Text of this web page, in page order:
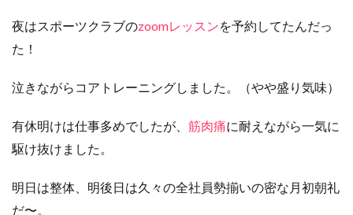
夜はスポーツクラブのzoomレッスンを予約してたんだっ
た！
泣きながらコアトレーニングしました。（やや盛り気味）
有休明けは仕事多めでしたが、 筋肉痛に耐えながら一気に
駆け抜けました。
明日は整体、明後日は久々の全社員勢揃いの密な月初朝礼
だ〜。